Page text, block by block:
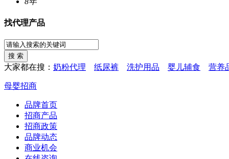
找代理产品
大家都在搜： 奶粉代理 纸尿裤 洗护用品 婴儿辅食 营养
母婴招商
品牌首页
招商产品
招商政策
品牌动态
商业机会